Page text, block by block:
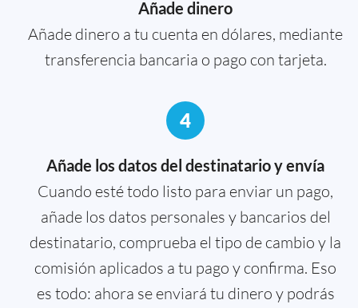
Añade dinero
Añade dinero a tu cuenta en dólares, mediante
transferencia bancaria o pago con tarjeta.
4
Añade los datos del destinatario y envía
Cuando esté todo listo para enviar un pago,
añade los datos personales y bancarios del
destinatario, comprueba el tipo de cambio y la
comisión aplicados a tu pago y confirma. Eso
es todo: ahora se enviará tu dinero y podrás